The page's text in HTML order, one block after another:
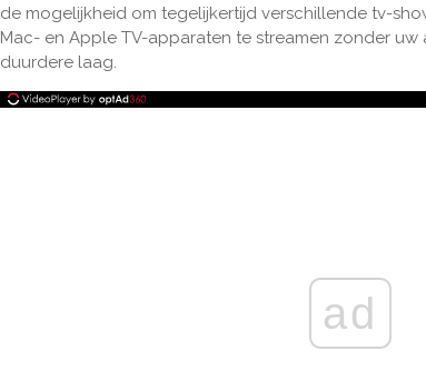
de mogelijkheid om tegelijkertijd verschillende tv-
Mac- en Apple TV-apparaten te streamen zonder
duurdere laag.
ad